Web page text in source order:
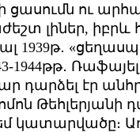
ցասումն ու
լիներ,
1939թ․
1944թթ․
դարձել էր
Թեհլերյանի
կատարվածը։